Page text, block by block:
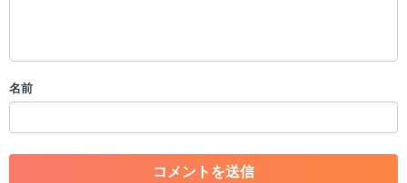
・一度削除された投稿を再び投稿すること
・アカウントの売買など金銭が絡む内容の投稿
・各ゲームのネタバレを含む内容の投稿
・その他、管理者が不適切と判断した投稿
名前